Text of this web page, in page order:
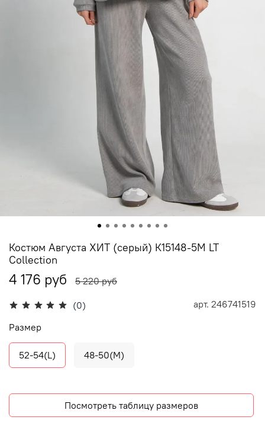
(0) арт. 246741519
Костюм Августа ХИТ (серый) К15148-5М LT
Collection
4 176 руб 5 220 руб
Размер
52-54(L) 48-50(М)
Посмотреть таблицу размеров